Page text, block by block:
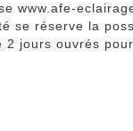
www.afe-
se réserve la
jours ouvrés